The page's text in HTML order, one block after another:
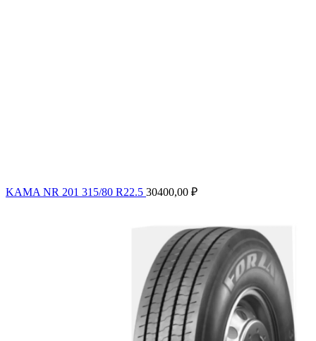
KAMA NR 201 315/80 R22.5 30400,00 ₽